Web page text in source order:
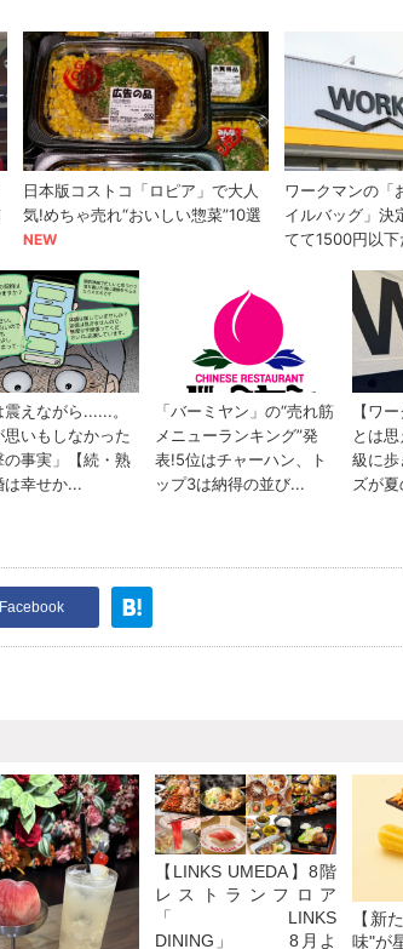
Facebook
【LINKS UMEDA】8階
レストランフロア
「LINKS
DINING」 8月よ
【新
味"が